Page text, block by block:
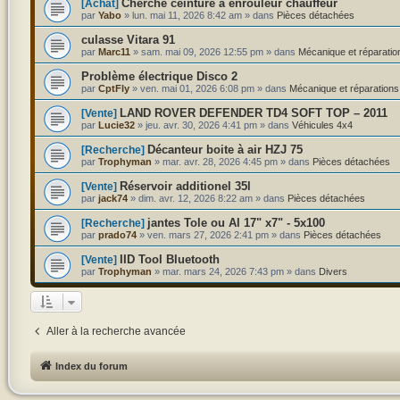
[Achat] Cherche ceinture à enrouleur chauffeur
par Yabo» lun. mai 11, 2026 8:42 am» dans Pièces détachées
culasse Vitara 91
par Marc11 » sam. mai 09, 2026 12:55 pm» dans Mécanique et
Problème électrique Disco 2
par CptFly» ven. mai 01, 2026 6:08 pm» dans Mécanique et réparations
[Vente] LAND ROVER DEFENDER TD4 SOFT TOP – 2011
par Lucie32» jeu. avr. 30, 2026 4:41 pm» dans Véhicules 4x4
[Recherche] Décanteur boite à air HZJ 75
par Trophyman » mar. avr. 28, 2026 4:45 pm» dans Pièces détachées
[Vente] Réservoir additionel 35l
par jack74» dim. avr. 12, 2026 8:22 am» dans Pièces détachées
[Recherche] jantes Tole ou Al 17" x7" - 5x100
par prado74» ven. mars 27, 2026 2:41 pm» dans Pièces détachées
[Vente] IID Tool Bluetooth
par Trophyman » mar. mars 24, 2026 7:43 pm» dans Divers
Aller à la recherche avancée
Index du forum